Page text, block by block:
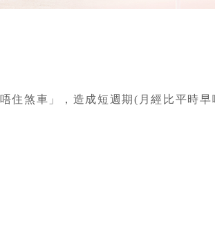
煞車」，造成短週期(月經比平時早